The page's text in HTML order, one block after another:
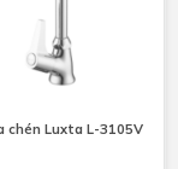
chén Luxta L-3105V